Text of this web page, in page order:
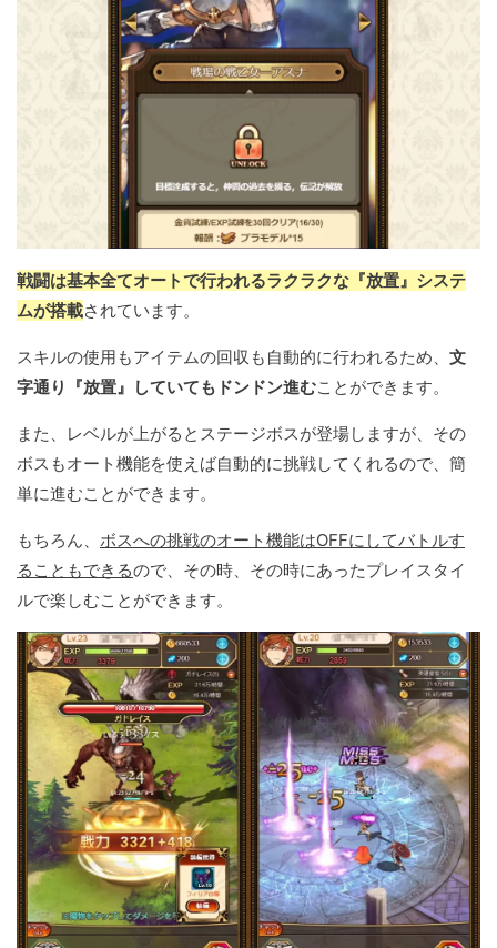
戦闘は基本全てオートで行われるラクラクな『放置』システ
ムが搭載されています。
スキルの使用もアイテムの回収も自動的に行われるため、 文
字通り『放置』していてもドンドン進むことができます。
また、レベルが上がるとステージボスが登場しますが、その
ボスもオート機能を使えば自動的に挑戦してくれるので、簡
単に進むことができます。
もちろん、 ボスへの挑戦のオート機能はOFFにしてバトルす
ることもできるので、その時、その時にあったプレイスタイ
ルで楽しむことができます。